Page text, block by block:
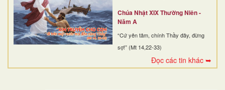
Chúa Nhật XIX Thường Niên -
Năm A
“Cứ yên tâm, chính Thầy đây, đừng
sợ!” (Mt 14,22-33)
Đọc các tin khác ➥
BAN MỤC VỤ
ĐOÀN THỂ CG
ĐIỂM HÀNH HƯƠNG